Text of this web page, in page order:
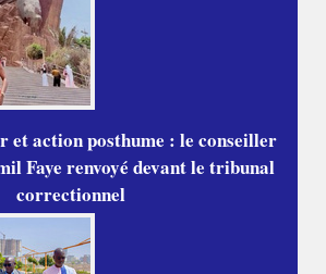
action posthume : le conseiller
Faye renvoyé devant le tribunal
correctionnel